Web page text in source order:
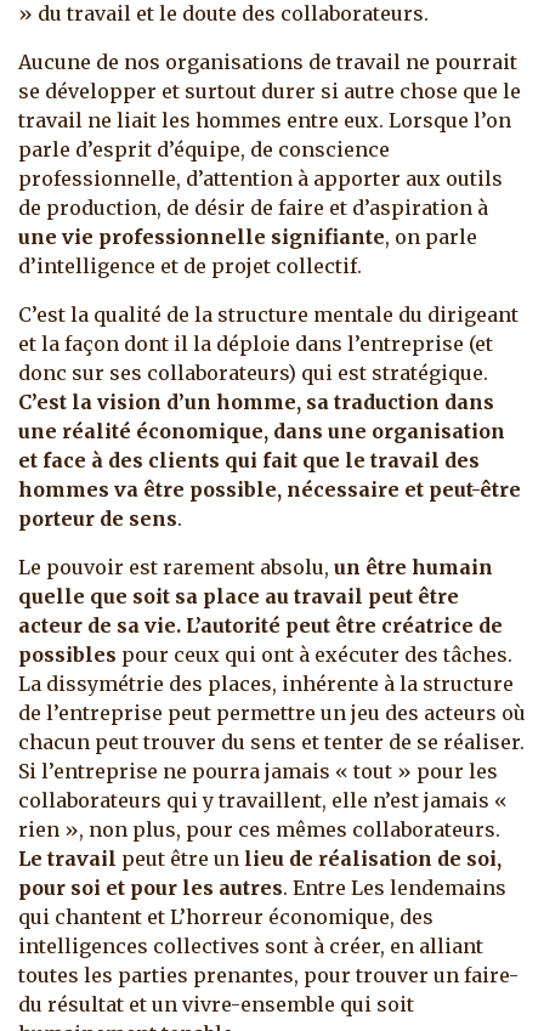
» du travail et le doute des collaborateurs.
Aucune de nos organisations de travail ne pourrait
se développer et surtout durer si autre chose que le
travail ne liait les hommes entre eux. Lorsque l’on
parle d’esprit d’équipe, de conscience
professionnelle, d’attention à apporter aux outils
de production, de désir de faire et d’aspiration à
une vie professionnelle signifiante, on parle
d’intelligence et de projet collectif.
C’est la qualité de la structure mentale du dirigeant
et la façon dont il la déploie dans l’entreprise (et
donc sur ses collaborateurs) qui est stratégique.
C’est la vision d’un homme, sa traduction dans
une réalité économique, dans une organisation
et face à des clients qui fait que le travail des
hommes va être possible, nécessaire et peut-être
porteur de sens.
Le pouvoir est rarement absolu, un être humain
quelle que soit sa place au travail peut être
acteur de sa vie. L’autorité peut être créatrice de
possibles pour ceux qui ont à exécuter des tâches.
La dissymétrie des places, inhérente à la structure
de l’entreprise peut permettre un jeu des acteurs où
chacun peut trouver du sens et tenter de se réaliser.
Si l’entreprise ne pourra jamais « tout » pour les
collaborateurs qui y travaillent, elle n’est jamais «
rien », non plus, pour ces mêmes collaborateurs.
Le travail peut être un lieu de réalisation de soi,
pour soi et pour les autres. Entre Les lendemains
qui chantent et L’horreur économique, des
intelligences collectives sont à créer, en alliant
toutes les parties prenantes, pour trouver un faire-
du résultat et un vivre-ensemble qui soit